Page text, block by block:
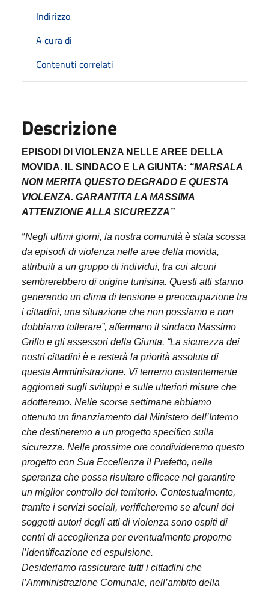
Indirizzo
A cura di
Contenuti correlati
Descrizione
EPISODI DI VIOLENZA NELLE AREE DELLA
MOVIDA. IL SINDACO E LA GIUNTA: “MARSALA
NON MERITA QUESTO DEGRADO E QUESTA
VIOLENZA. GARANTITA LA MASSIMA
ATTENZIONE ALLA SICUREZZA”
“Negli ultimi giorni, la nostra comunità è stata scossa
da episodi di violenza nelle aree della movida,
attribuiti a un gruppo di individui, tra cui alcuni
sembrerebbero di origine tunisina. Questi atti stanno
generando un clima di tensione e preoccupazione tra
i cittadini, una situazione che non possiamo e non
dobbiamo tollerare”, affermano il sindaco Massimo
Grillo e gli assessori della Giunta. “La sicurezza dei
nostri cittadini è e resterà la priorità assoluta di
questa Amministrazione. Vi terremo costantemente
aggiornati sugli sviluppi e sulle ulteriori misure che
adotteremo. Nelle scorse settimane abbiamo
ottenuto un finanziamento dal Ministero dell’Interno
che destineremo a un progetto specifico sulla
sicurezza. Nelle prossime ore condivideremo questo
progetto con Sua Eccellenza il Prefetto, nella
speranza che possa risultare efficace nel garantire
un miglior controllo del territorio. Contestualmente,
tramite i servizi sociali, verificheremo se alcuni dei
soggetti autori degli atti di violenza sono ospiti di
centri di accoglienza per eventualmente proporne
l’identificazione ed espulsione.
Desideriamo rassicurare tutti i cittadini che
l’Amministrazione Comunale, nell’ambito della